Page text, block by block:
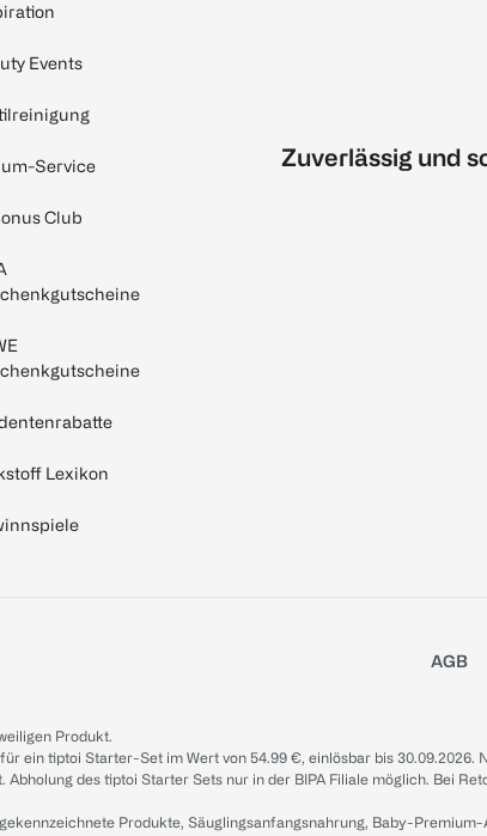
Events
Service
Club
Lexikon
Zuverlässig und
AGB
Produkt.
ein tiptoi Starter-Set im Wert von 54.99 €, einlösbar bis
des tiptoi Starter Sets nur in der BIPA Filiale möglich. Bei
Produkte, Säuglingsanfangsnahrung, Baby-